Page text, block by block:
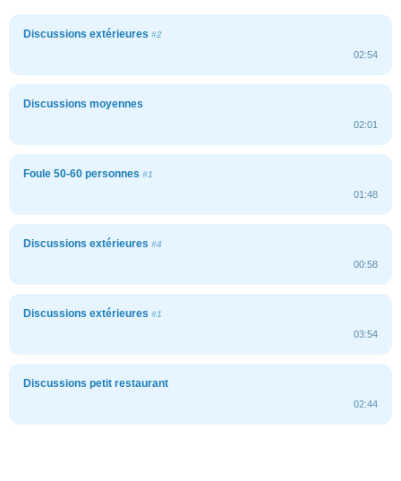
Discussions extérieures #2
02:54
Discussions moyennes
02:01
Foule 50-60 personnes #1
01:48
Discussions extérieures #4
00:58
Discussions extérieures #1
03:54
Discussions petit restaurant
02:44